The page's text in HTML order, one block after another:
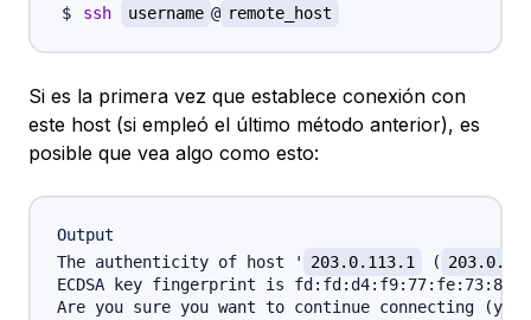
ssh username @ remote_host
Si es la primera vez que establece conexión con
este host (si empleó el último método anterior), es
posible que vea algo como esto:
Output
The authenticity of host '
203.0.113.1 (
ECDSA key fingerprint is
Are you sure you want to continue connecting